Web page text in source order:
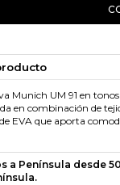
Munich UM 91 en
en combinación de
EVA que aporta
a Península desde